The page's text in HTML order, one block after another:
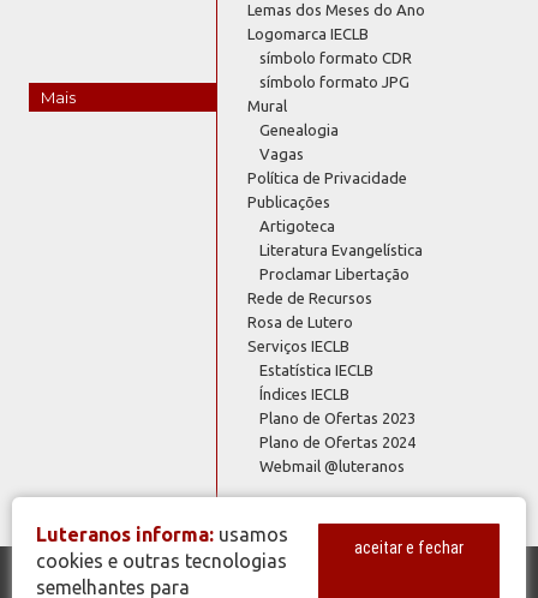
Mais
Lemas dos Meses do Ano
Logomarca IECLB
símbolo formato CDR
símbolo formato JPG
Mural
Genealogia
Vagas
Política de Privacidade
Publicações
Artigoteca
Literatura Evangelística
Proclamar Libertação
Rede de Recursos
Rosa de Lutero
Serviços IECLB
Estatística IECLB
Índices IECLB
Plano de Ofertas 2023
Plano de Ofertas 2024
Webmail @luteranos
Luteranos informa: usamos
cookies e outras tecnologias
semelhantes para
aceitar e fechar